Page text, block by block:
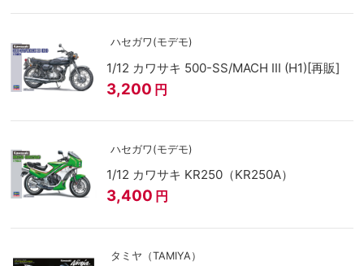
ハセガワ(モデモ)
1/12 カワサキ 500-SS/MACH III (H1)[再販]
3,200 円
ハセガワ(モデモ)
1/12 カワサキ KR250（KR250A）
3,400 円
タミヤ（TAMIYA）